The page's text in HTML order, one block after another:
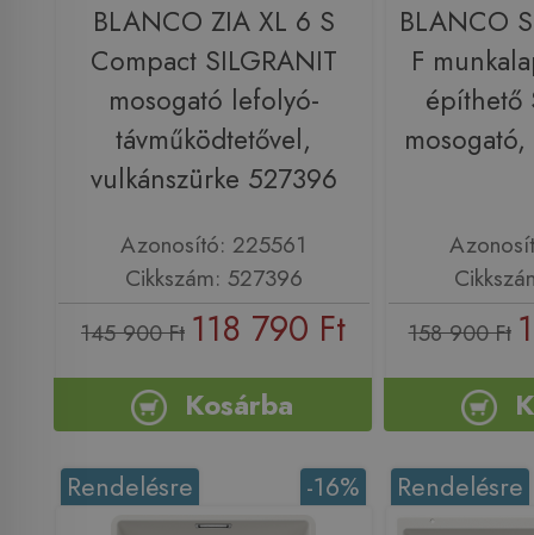
BLANCO ZIA XL 6 S
Compact SILGRANIT
mosogató lefolyó-
távműködtetővel,
vulkánszürke 527396
Azonosító: 225561
Cikkszám: 527396
145 900 Ft 118 790 Ft
Kosárba
BLANCO
F
építhető
158 900 Ft
-16%
Rendelésre Rendelésre